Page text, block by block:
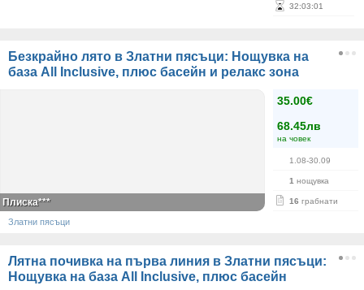
32:03:01
Безкрайно лято в Златни пясъци: Нощувка на
база All Inclusive, плюс басейн и релакс зона
35.00€
68.45лв
на човек
1.08-30.09
1 нощувка
16 грабнати
Плиска***
Златни пясъци
Лятна почивка на първа линия в Златни пясъци:
Нощувка на база All Inclusive, плюс басейн